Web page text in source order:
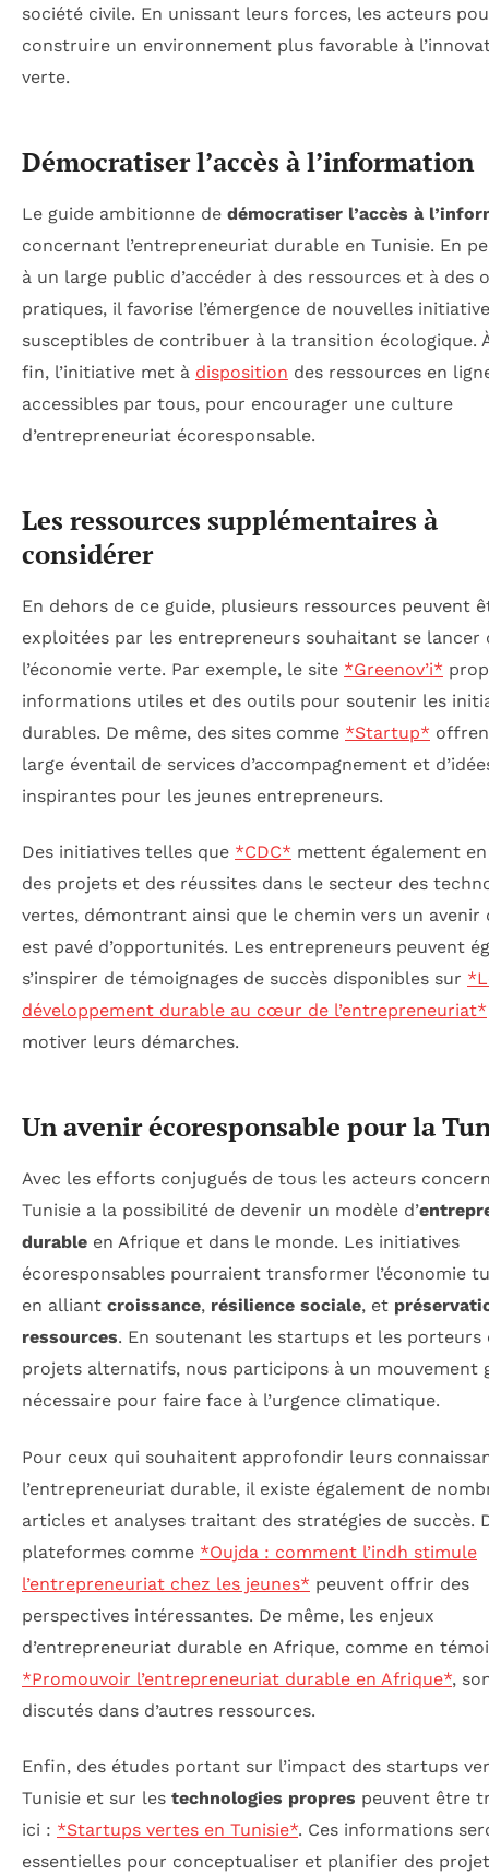
société civile. En unissant leurs forces, les acteurs
construire un environnement plus favorable à
verte.
Démocratiser l’accès à l’information
Le guide ambitionne de démocratiser l’accès à
concernant l’entrepreneuriat durable en Tunisie. En
à un large public d’accéder à des ressources et à des
pratiques, il favorise l’émergence de nouvelles
susceptibles de contribuer à la transition écologique.
fin, l’initiative met à disposition des ressources en
accessibles par tous, pour encourager une culture
d’entrepreneuriat écoresponsable.
Les ressources supplémentaires à
considérer
En dehors de ce guide, plusieurs ressources peuvent
exploitées par les entrepreneurs souhaitant se lancer
l’économie verte. Par exemple, le site *Greenov’i*
informations utiles et des outils pour soutenir les
durables. De même, des sites comme *Startup*
large éventail de services d’accompagnement et
inspirantes pour les jeunes entrepreneurs.
Des initiatives telles que *CDC* mettent également
des projets et des réussites dans le secteur des
vertes, démontrant ainsi que le chemin vers un avenir
est pavé d’opportunités. Les entrepreneurs peuvent
s’inspirer de témoignages de succès disponibles sur
développement durable au cœur de l’entrepreneuriat*
motiver leurs démarches.
Un avenir écoresponsable pour la
Avec les efforts conjugués de tous les acteurs
Tunisie a la possibilité de devenir un modèle d’
durable en Afrique et dans le monde. Les initiatives
écoresponsables pourraient transformer l’économie
en alliant croissance, résilience sociale, et
ressources. En soutenant les startups et les porteurs
projets alternatifs, nous participons à un mouvement
nécessaire pour faire face à l’urgence climatique.
Pour ceux qui souhaitent approfondir leurs
l’entrepreneuriat durable, il existe également de
articles et analyses traitant des stratégies de succès.
plateformes comme *Oujda : comment l’indh stimule
l’entrepreneuriat chez les jeunes* peuvent offrir des
perspectives intéressantes. De même, les enjeux
d’entrepreneuriat durable en Afrique, comme en
*Promouvoir l’entrepreneuriat durable en Afrique*,
discutés dans d’autres ressources.
Enfin, des études portant sur l’impact des startups
Tunisie et sur les technologies propres peuvent être
ici : *Startups vertes en Tunisie*. Ces informations
essentielles pour conceptualiser et planifier des